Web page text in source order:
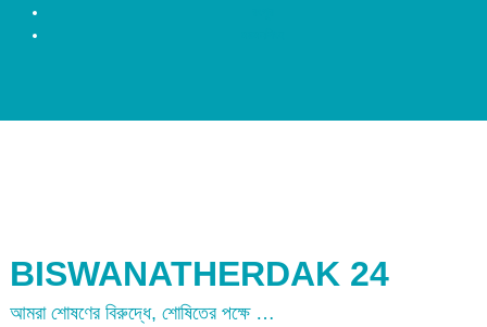
BISWANATHERDAK 24
আমরা শোষণের বিরুদ্ধে, শোষিতের পক্ষে …